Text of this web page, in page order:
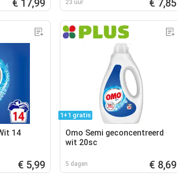
€ 17,99 23 uur € 7,85
14
€ 5,99
1+1 gratis
Omo Semi geconcentreerd
wit 20sc
5 dagen € 8,69